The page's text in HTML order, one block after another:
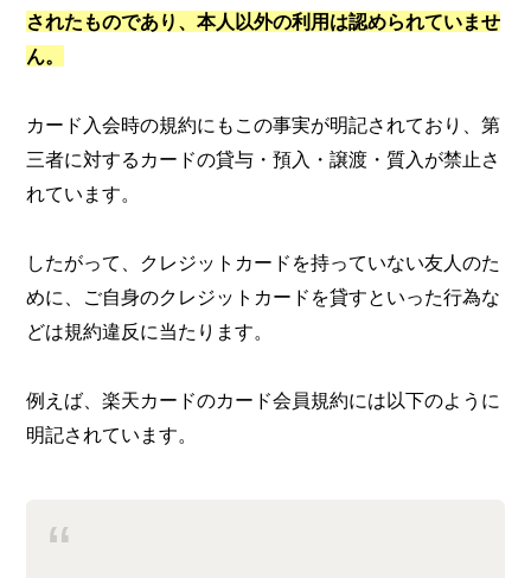
されたものであり、本人以外の利用は認められていませ
ん。
カード入会時の規約にもこの事実が明記されており、第
三者に対するカードの貸与・預入・譲渡・質入が禁止さ
れています。
したがって、クレジットカードを持っていない友人のた
めに、ご自身のクレジットカードを貸すといった行為な
どは規約違反に当たります。
例えば、楽天カードのカード会員規約には以下のように
明記されています。